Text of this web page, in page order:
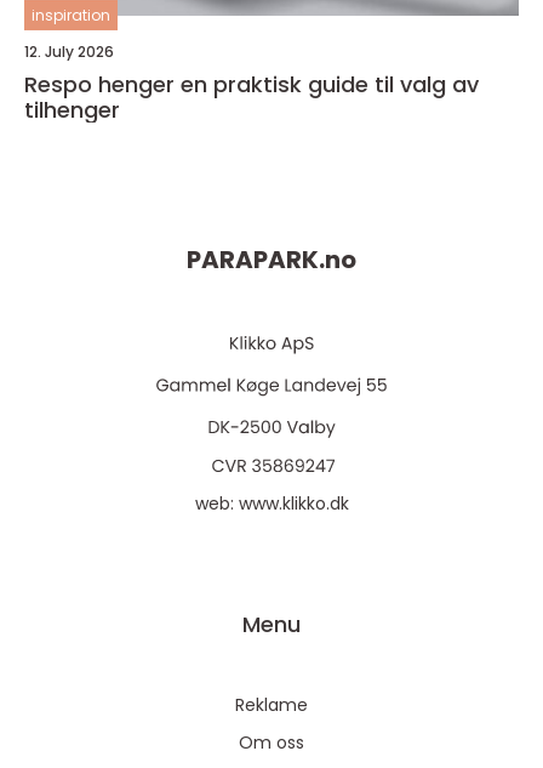
inspiration
12. July 2026
Respo henger en praktisk guide til valg av
tilhenger
PARAPARK.no
web: www.klikko.dk
Menu
Reklame
Om oss